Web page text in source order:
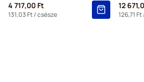
4 717,00 Ft
131,03 Ft/ csésze
12
126,71 Ft